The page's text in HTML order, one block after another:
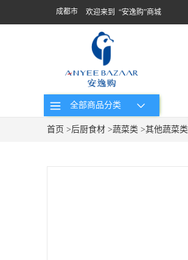
成都市 欢迎来到 “安逸购”商城
全部商品分类
首页 >后厨食材 >蔬菜类 >其他蔬菜类